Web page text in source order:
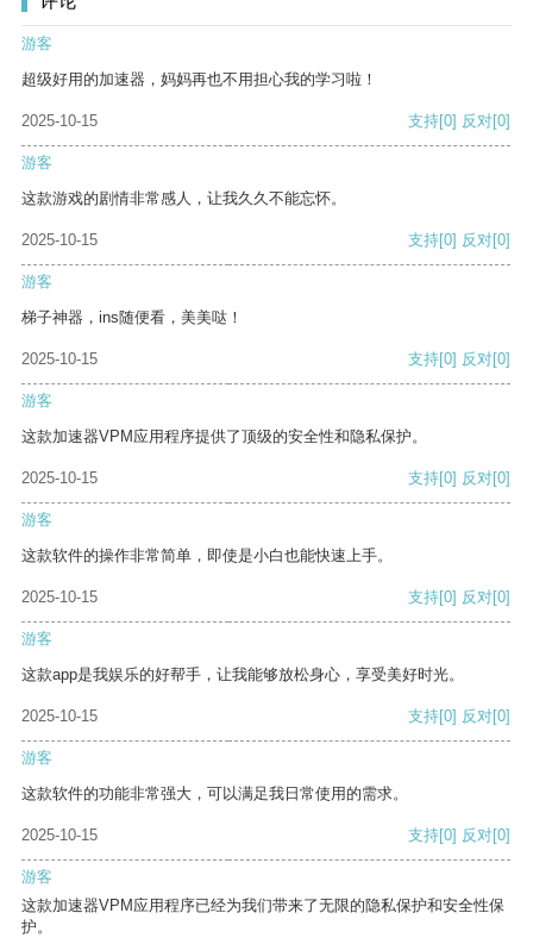
游客
超级好用的加速器，妈妈再也不用担心我的学习啦！
2025-10-15 支持[0] 反对[0]
游客
这款游戏的剧情非常感人，让我久久不能忘怀。
2025-10-15 支持[0] 反对[0]
游客
梯子神器，ins随便看，美美哒！
2025-10-15 支持[0] 反对[0]
游客
这款加速器VPM应用程序提供了顶级的安全性和隐私保护。
2025-10-15 支持[0] 反对[0]
游客
这款软件的操作非常简单，即使是小白也能快速上手。
2025-10-15 支持[0] 反对[0]
游客
这款app是我娱乐的好帮手，让我能够放松身心，享受美好时光。
2025-10-15 支持[0] 反对[0]
游客
这款软件的功能非常强大，可以满足我日常使用的需求。
2025-10-15 支持[0] 反对[0]
游客
这款加速器VPM应用程序已经为我们带来了无限的隐私保护和安全性保
护。